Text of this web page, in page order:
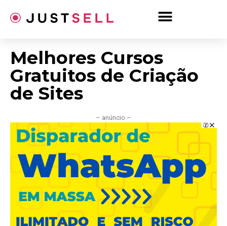
para
Melhores Cursos
Gratuitos de Criação
de Sites
– anúncio –